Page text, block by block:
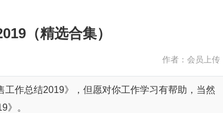
（精选合集）
作者：会员上传
作总结2019》，但愿对你工作学习有帮助，当然
》。